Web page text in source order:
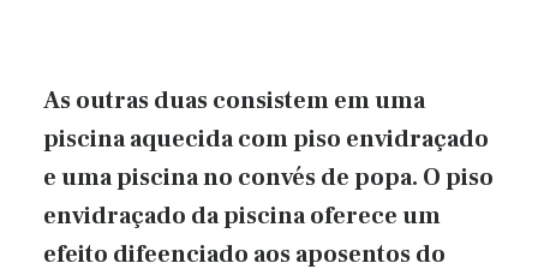
As outras duas consistem em uma
piscina aquecida com piso envidraçado
e uma piscina no convés de popa. O piso
envidraçado da piscina oferece um
efeito difeenciado aos aposentos do